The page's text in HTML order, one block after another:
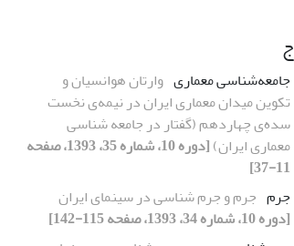
ج
جامعه‌شناسی معماری وارتان هوانسیان و
تکوین میدان معماری ایران در نیمه‌ی نخست
سده‌ی چهاردهم (گفتار در جامعه شناسی
معماری ایران)
[دوره 10، شماره 35، 1393، صفحه
11-37]
جرم جرم و جرم شناسی در سینمای ایران
[دوره 10، شماره 34، 1393، صفحه 115-142]